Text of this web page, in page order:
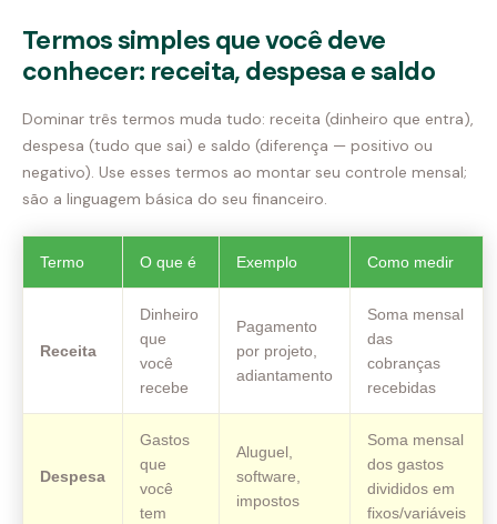
Termos simples que você deve
conhecer: receita, despesa e saldo
Dominar três termos muda tudo: receita (dinheiro que entra),
despesa (tudo que sai) e saldo (diferença — positivo ou
negativo). Use esses termos ao montar seu controle mensal;
são a linguagem básica do seu financeiro.
Termo O que é Exemplo Como medir
Receita
Dinheiro
que
você
recebe
Pagamento
por projeto,
adiantamento
Soma mensal
das
cobranças
recebidas
Despesa
Gastos
que
você
tem
Aluguel,
software,
impostos
Soma mensal
dos gastos
divididos em
fixos/variáveis